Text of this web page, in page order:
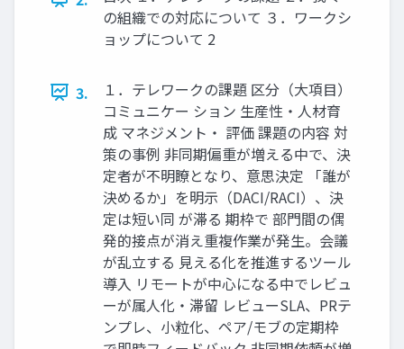
の組織での対応について ３．ワークシ
ョップについて 2
3.
１．テレワークの課題 区分（大項目）
コミュニケー ション 生産性・人材育
成 マネジメント・ 評価 課題の内容 対
策の事例 非同期偏重が増える中で、決
定者が不明瞭となり、意思決定 「誰が
決めるか」を明示（DACI/RACI）、決
定は短い同 が滞る 期枠で 部門間の偶
発的接点が消え重複作業が発生。会議
が乱立する 見える化を推進するツール
導入 リモートが中心になる中でレビュ
ーが属人化・滞留 レビューSLA、PRテ
ンプレ、小粒化、ペア/モブの定期枠